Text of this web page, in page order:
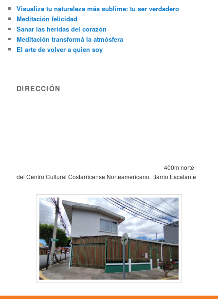
Visualiza tu naturaleza más sublime: tu ser verdadero
Meditación felicidad
Sanar las heridas del corazón
Meditación transformá la atmósfera
El arte de volver a quien soy
DIRECCIÓN
400m norte
del Centro Cultural Costarricense Norteamericano. Barrio Escalante